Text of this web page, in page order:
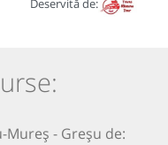
Deservită de:
Mureș - Greșu de: